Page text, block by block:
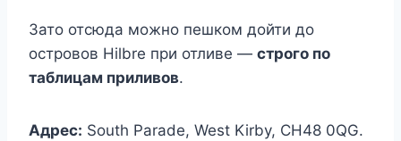
Зато отсюда можно пешком дойти до
островов Hilbre при отливе — строго по
таблицам приливов.
Адрес: South Parade, West Kirby, CH48 0QG.